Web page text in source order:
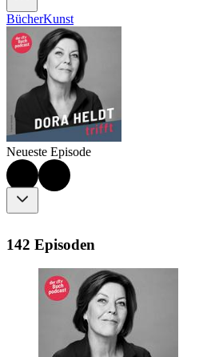
BücherKunst
Neueste Episode
142 Episoden